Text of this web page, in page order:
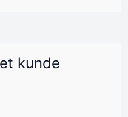
kunde